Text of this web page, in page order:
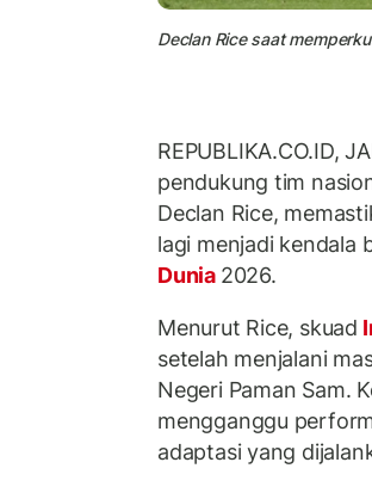
Declan Rice saat
REPUBLIKA.CO.ID,
pendukung tim
Declan Rice,
lagi menjadi kendala
Dunia 2026.
Menurut Rice, skuad
setelah menjalani
Negeri Paman Sam.
mengganggu
adaptasi yang